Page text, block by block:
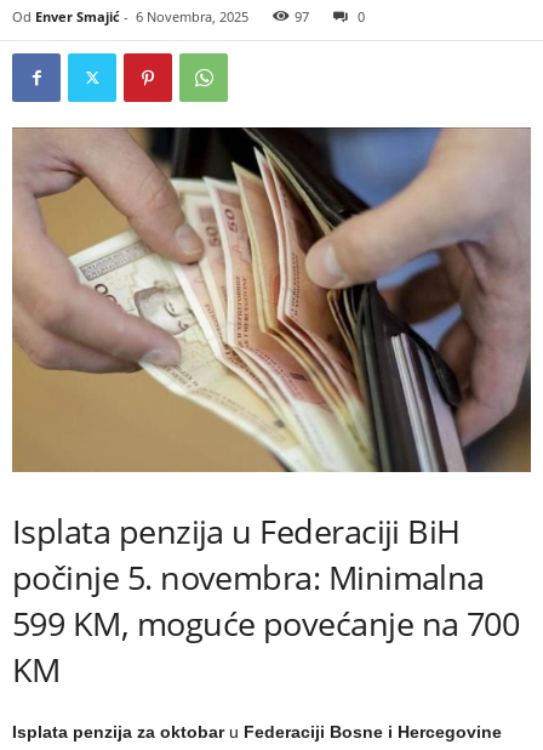
Od Enver Smajić - 6 Novembra, 2025 97 0
Isplata penzija u Federaciji BiH
počinje 5. novembra: Minimalna
599 KM, moguće povećanje na 700
KM
Isplata penzija za oktobaru Federaciji Bosne i Hercegovine